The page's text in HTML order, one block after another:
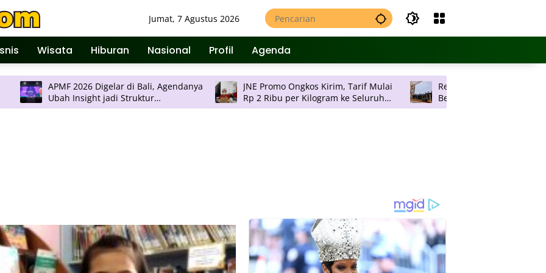
Jumat, 7 Agustus 2026
Wisata Hiburan Nasional Profil Agenda
APMF 2026 Digelar di Bali, Agendanya
Ubah Insight jadi Struktur
Keputusan
JNE Promo Ongkos Kirim, Tarif Mulai
Rp 2 Ribu per Kilogram ke Seluruh
Pulau Jawa
Rektor UAD Lantik 11 Dekan, Ajak
Bersama-sama Sukseskan Rencana
Strategis Universitas